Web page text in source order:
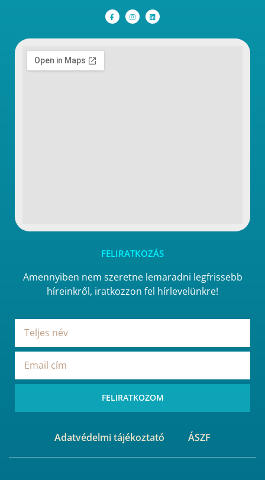
FELIRATKOZÁS
Amennyiben nem szeretne lemaradni legfrissebb
híreinkről, iratkozzon fel hírlevelünkre!
FELIRATKOZOM
Adatvédelmi tájékoztató ÁSZF